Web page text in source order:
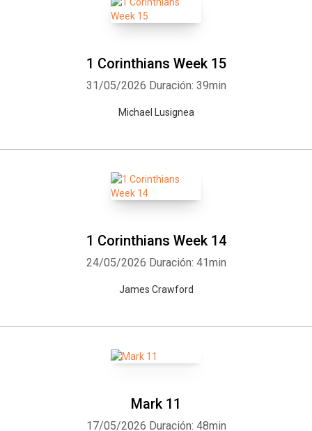
1 Corinthians Week 15
31/05/2026 Duración: 39min
Michael Lusignea
1 Corinthians Week 14
24/05/2026 Duración: 41min
James Crawford
Mark 11
17/05/2026 Duración: 48min